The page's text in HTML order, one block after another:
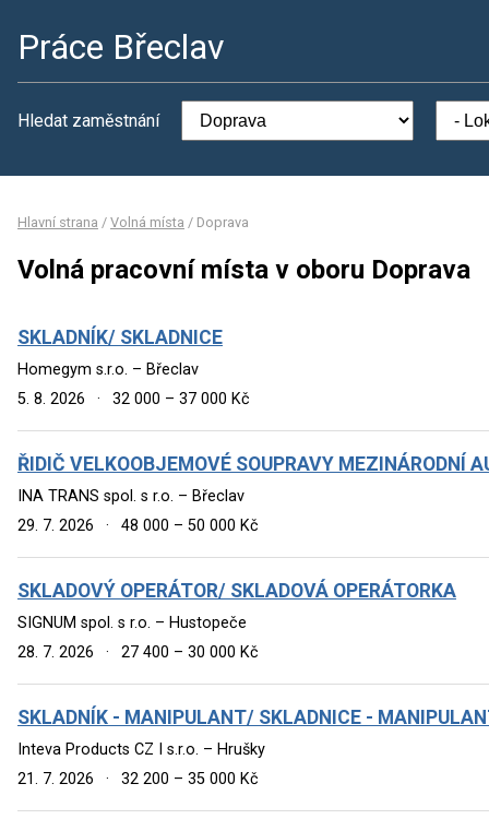
Práce Břeclav
Hledat zaměstnání
Hlavní strana / Volná místa / Doprava
Volná pracovní místa v oboru Doprava
SKLADNÍK/ SKLADNICE
Homegym s.r.o. – Břeclav
5. 8. 2026
· 32 000 – 37 000 Kč
ŘIDIČ VELKOOBJEMOVÉ SOUPRAVY MEZINÁRODNÍ
INA TRANS spol. s r.o. – Břeclav
29. 7. 2026
· 48 000 – 50 000 Kč
SKLADOVÝ OPERÁTOR/ SKLADOVÁ OPERÁTORKA
SIGNUM spol. s r.o. – Hustopeče
28. 7. 2026
· 27 400 – 30 000 Kč
SKLADNÍK - MANIPULANT/ SKLADNICE -
Inteva Products CZ I s.r.o. – Hrušky
21. 7. 2026
· 32 200 – 35 000 Kč